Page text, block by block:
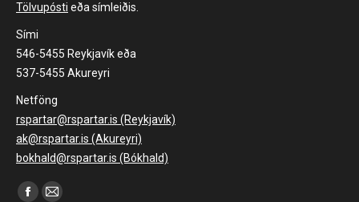
Tölvupósti eða símleiðis.
Sími
546-5455 Reykjavík eða
537-5455 Akureyri
Netföng
rspartar@rspartar.is (Reykjavík)
ak@rspartar.is (Akureyri)
bokhald@rspartar.is (Bókhald)
Find us on: